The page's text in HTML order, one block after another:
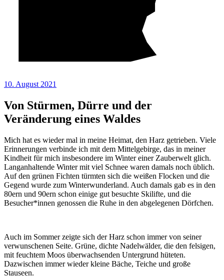
10. August 2021
Von Stürmen, Dürre und der
Veränderung eines Waldes
Mich hat es wieder mal in meine Heimat, den Harz getrieben. Viele
Erinnerungen verbinde ich mit dem Mittelgebirge, das in meiner
Kindheit für mich insbesondere im Winter einer Zauberwelt glich.
Langanhaltende Winter mit viel Schnee waren damals noch üblich.
Auf den grünen Fichten türmten sich die weißen Flocken und die
Gegend wurde zum Winterwunderland. Auch damals gab es in den
80ern und 90ern schon einige gut besuchte Skilifte, und die
Besucher*innen genossen die Ruhe in den abgelegenen Dörfchen.
Auch im Sommer zeigte sich der Harz schon immer von seiner
verwunschenen Seite. Grüne, dichte Nadelwälder, die den felsigen,
mit feuchtem Moos überwachsenden Untergrund hüteten.
Dazwischen immer wieder kleine Bäche, Teiche und große
Stauseen.